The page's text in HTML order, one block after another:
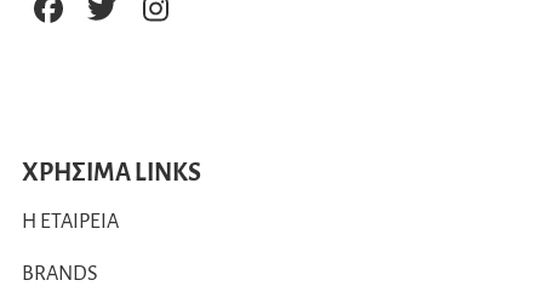
ΧΡΗΣΙΜΑ LINKS
Η ΕΤΑΙΡΕΙΑ
BRANDS